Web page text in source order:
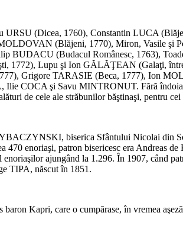
URSU (Dicea, 1760), Constantin LUCA
(Blăjeni, 1770), Miron, Vasile şi
BUDACU (Budacul Românesc, 1763),
1772), Lupu şi Ion GĂLĂŢEAN (Galaţi,
Grigore TARASIE (Beca, 1777), Ion
Ilie COCA şi Savu MINTRONUT. Fără
de cele ale străbunilor băştinaşi, pentru
biserica Sfântului Nicolai din
enoriaşi, patron bisericesc era Andreas
ajungând la 1.296. În 1907, când
TIPA, născut în 1851.
Kapri, care o cumpărase, în vremea